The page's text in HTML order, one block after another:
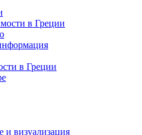
в Греции
в Греции
и визуализация